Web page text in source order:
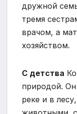
дружной
тремя
врачом, а
хозяйством.
С детства
природой.
реке и в